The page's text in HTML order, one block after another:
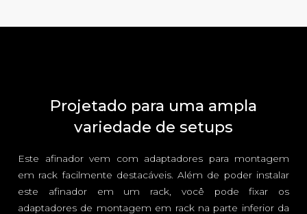
Projetado para uma ampla
variedade de setups
Este afinador vem com adaptadores para montagem
em rack facilmente destacáveis. Além de poder instalar
este afinador em um rack, você pode fixar os
adaptadores de montagem em rack na parte inferior da